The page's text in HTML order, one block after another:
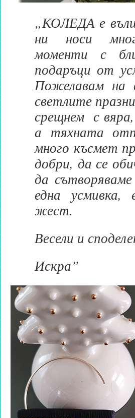
„КОЛЕДА е
ни носи
моменти с
подаръци от
Пожелавам на
светлите
срещнем с
а тяхната
много късмет
добри, да се
да
една усмивка,
жест.
Весели и
Искра”